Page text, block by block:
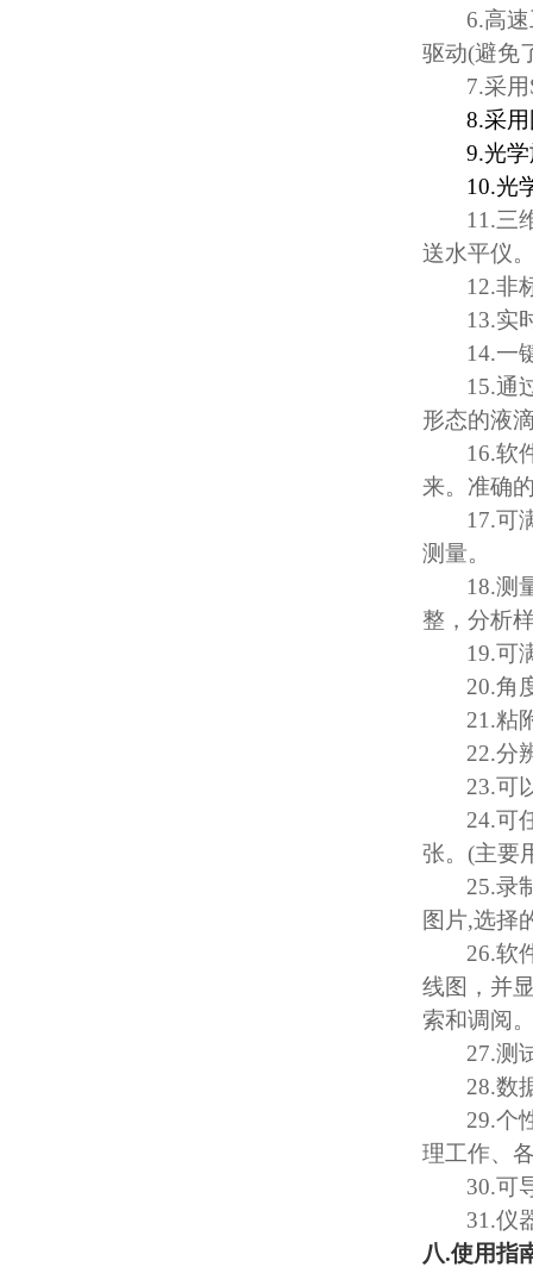
6.高
驱动(避免
7.采用
8.采
9.光
10.光
11.三
送水平仪
12.非
13.实
14.一
15.通
形态的液
16.软
来。准确
17.可
测量。
18.测
整，分析
19.可
20.角
21.粘
22.分
23.可
24.可
张。 (主要
25.录
图片,选择
26.软
线图，并
索和调阅
27.测
28.数
29.个
理工作、
30.可
31.仪
八.使用指